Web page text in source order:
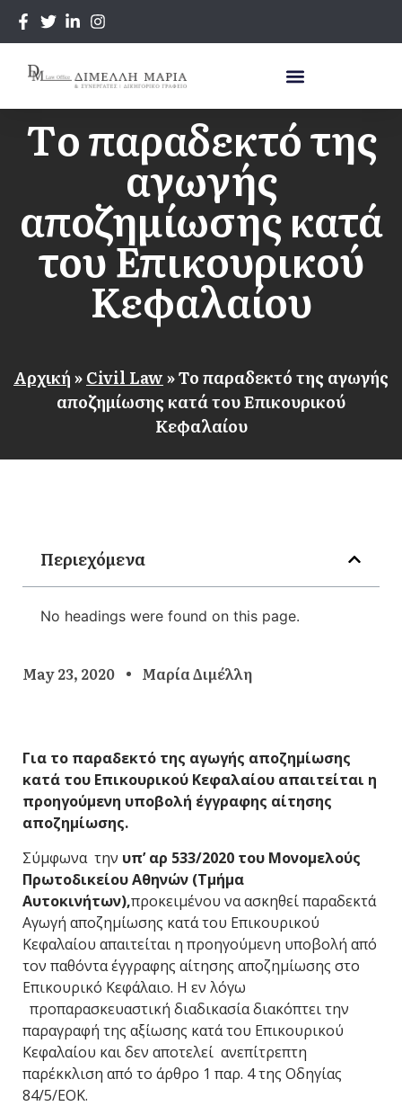
Tο παραδεκτό της
αγωγής
αποζημίωσης κατά
του Επικουρικού
Κεφαλαίου
Αρχική»Civil Law»Tο παραδεκτό της αγωγής
αποζημίωσης κατά του Επικουρικού
Κεφαλαίου
Περιεχόμενα
No headings were found on this page.
May 23, 2020 Μαρία Διμέλλη
Για το παραδεκτό της αγωγής αποζημίωσης
κατά του Επικουρικού Κεφαλαίου απαιτείται η
προηγούμενη υποβολή έγγραφης αίτησης
αποζημίωσης.
Σύμφωνα την υπ’ αρ 533/2020 του Μονομελούς
Πρωτοδικείου Αθηνών (Τμήμα
Αυτοκινήτων),προκειμένου να ασκηθεί παραδεκτά
Αγωγή αποζημίωσης κατά του Επικουρικού
Κεφαλαίου απαιτείται η προηγούμενη υποβολή από
τον παθόντα έγγραφης αίτησης αποζημίωσης στο
Επικουρικό Κεφάλαιο. Η εν λόγω
προπαρασκευαστική διαδικασία διακόπτει την
παραγραφή της αξίωσης κατά του Επικουρικού
Κεφαλαίου και δεν αποτελεί ανεπίτρεπτη
παρέκκλιση από το άρθρο 1 παρ. 4 της Οδηγίας
84/5/ΕΟΚ.